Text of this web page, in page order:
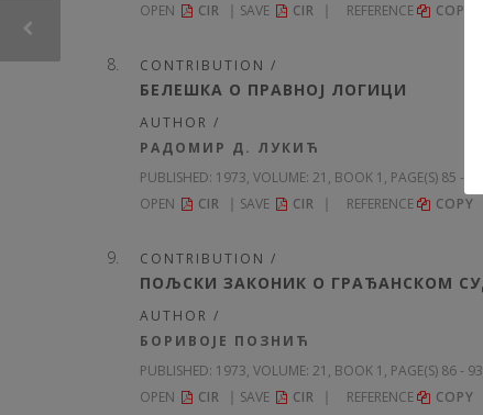
OPEN
CIR SAVE CIR REFERENCE COPY
CONTRIBUTION /
БЕЛЕШКА О ПРАВНОЈ ЛОГИЦИ
AUTHOR /
РАДОМИР Д. ЛУКИЋ
PUBLISHED: 1973, VOLUME: 21 , BOOK 1, PAGE(S) 85 -
OPEN
CIR SAVE CIR REFERENCE COPY
CONTRIBUTION /
ПОЉСКИ ЗАКОНИК О ГРАЂАНСКОМ
AUTHOR /
БОРИВОЈЕ ПОЗНИЋ
PUBLISHED: 1973, VOLUME: 21 , BOOK 1, PAGE(S) 86 -
OPEN
CIR SAVE CIR REFERENCE COPY